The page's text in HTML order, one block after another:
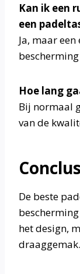
Kan ik een
een
Ja, maar
Hoe lang
Bij normaal
van de
De beste
het design,
draaggemak.